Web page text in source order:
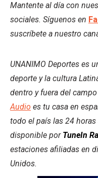
Mantente al día con
sociales. Síguenos en
suscríbete a nuestro
UNANIMO Deportes es
deporte y la cultura
dentro y fuera del
Audio es tu casa en
todo el país las 24 horas
disponible por TuneIn
estaciones afiliadas en
Unidos.